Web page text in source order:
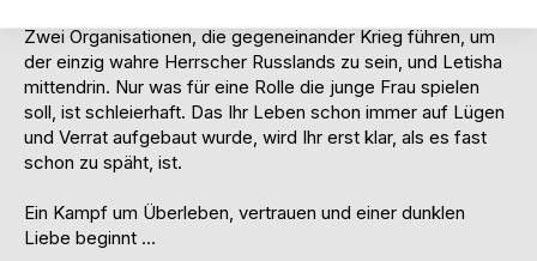
Zwei Organisationen, die gegeneinander Krieg führen, um
der einzig wahre Herrscher Russlands zu sein, und Letisha
mittendrin. Nur was für eine Rolle die junge Frau spielen
soll, ist schleierhaft. Das Ihr Leben schon immer auf Lügen
und Verrat aufgebaut wurde, wird Ihr erst klar, als es fast
schon zu späht, ist.
Ein Kampf um Überleben, vertrauen und einer dunklen
Liebe beginnt ...